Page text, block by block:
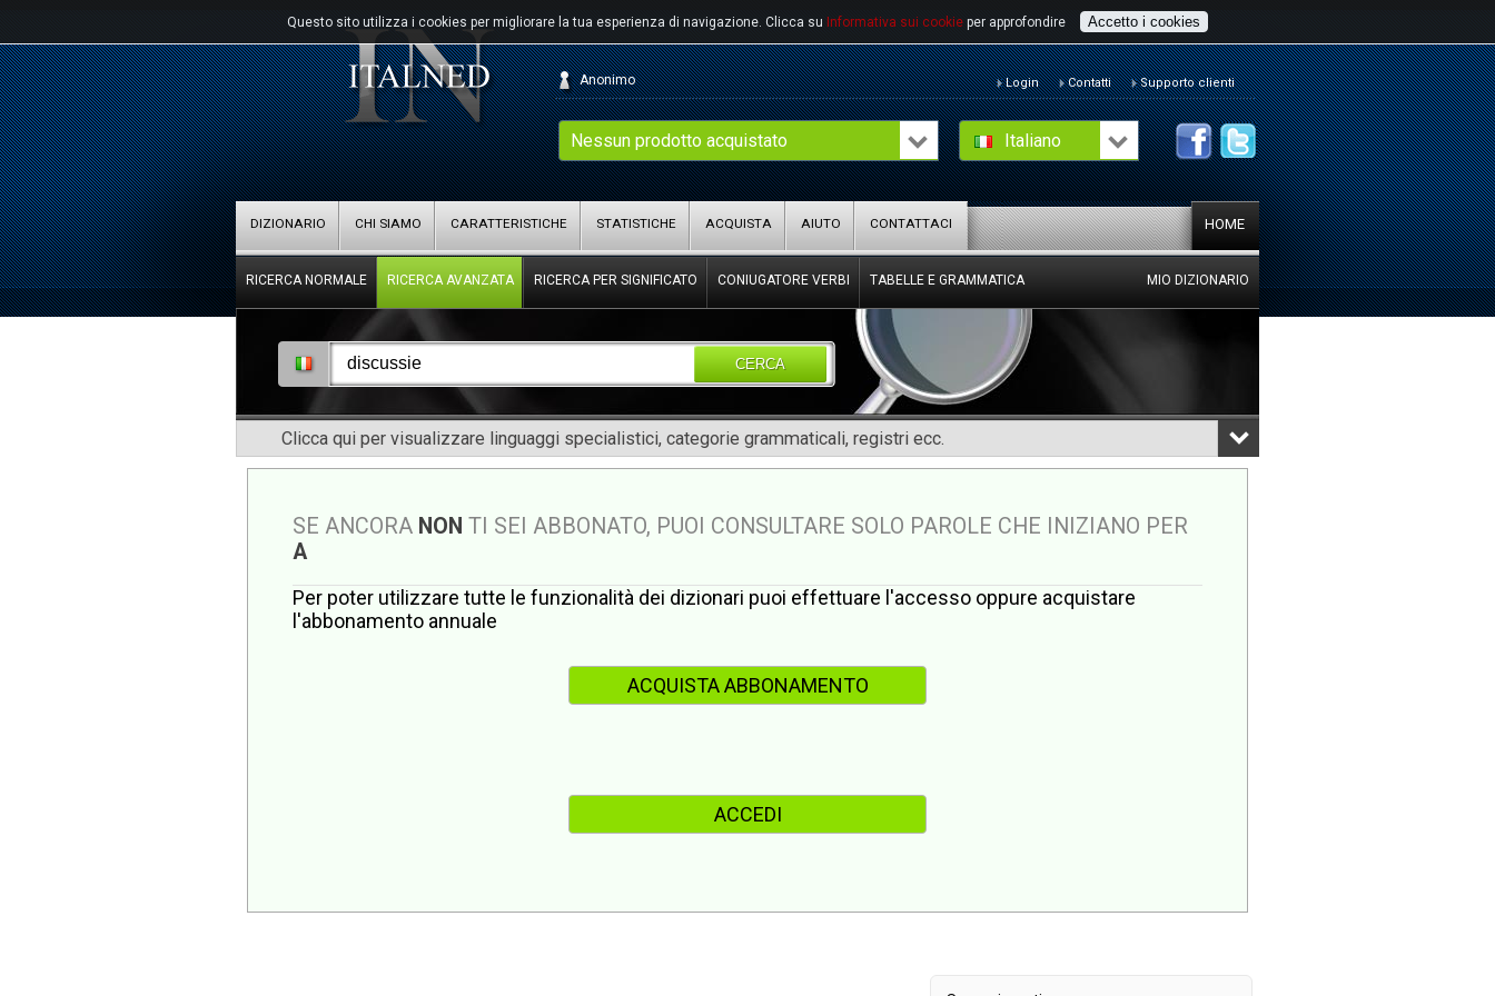
Questo sito utilizza i cookies per migliorare la tua esperienza di navigazione. Clicca su Informativa sui cookie per approfondire Accetto i cookies
Italiano
Nessun prodotto acquistato
Anonimo Login Contatti Supporto clienti
HOME
DIZIONARIO CHI SIAMO CARATTERISTICHE STATISTICHE ACQUISTA AIUTO CONTATTACI
RICERCA NORMALE RICERCA AVANZATA RICERCA PER SIGNIFICATO CONIUGATORE VERBI TABELLE E GRAMMATICA MIO DIZIONARIO
CERCA
Clicca qui per visualizzare linguaggi specialistici, categorie grammaticali, registri ecc.
SE ANCORA NON TI SEI ABBONATO, PUOI CONSULTARE SOLO PAROLE CHE INIZIANO PER
A
Per poter utilizzare tutte le funzionalità dei dizionari puoi effettuare l'accesso oppure acquistare
l'abbonamento annuale
ACQUISTA ABBONAMENTO
ACCEDI